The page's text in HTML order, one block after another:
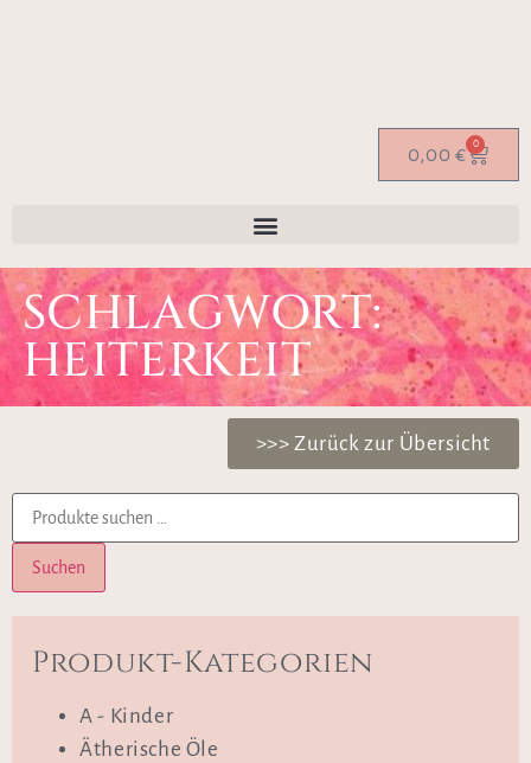
0,00 € 0
SCHLAGWORT:
HEITERKEIT
>>> Zurück zur Übersicht
Suchen
Produkt-Kategorien
A - Kinder
Ätherische Öle